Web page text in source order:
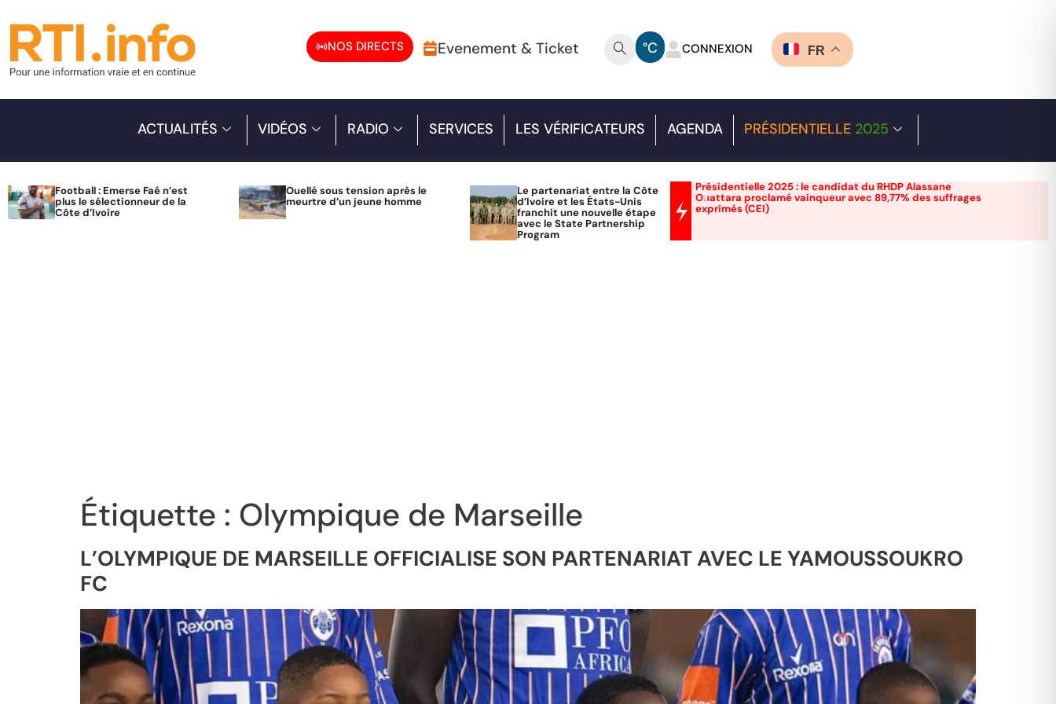
NOS DIRECTS Evenement & Ticket °C CONNEXION FR
ACTUALITÉS VIDÉOS RADIO SERVICES LES VÉRIFICATEURS AGENDA PRÉSIDENTIELLE 2025
Football : Emerse Faé n’est
plus le sélectionneur de la
Côte d’Ivoire
Ouellé sous tension après le
meurtre d’un jeune homme
Le partenariat entre la Côte
d’Ivoire et les États-Unis
franchit une nouvelle étape
avec le State Partnership
Program
Présidentielle 2025 : le candidat du RHDP Alassane
Ouattara proclamé vainqueur avec 89,77% des suffrages
exprimés (CEI)
Étiquette : Olympique de Marseille
L’OLYMPIQUE DE MARSEILLE OFFICIALISE SON PARTENARIAT AVEC LE YAMOUSSOUKRO
FC